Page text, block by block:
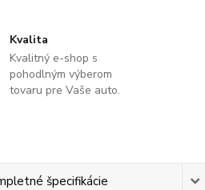
Kvalita
Kvalitný e-shop s
pohodlným výberom
tovaru pre Vaše auto.
špecifikácie